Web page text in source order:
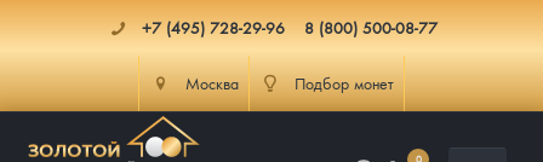
+7 (495) 728-29-96 8 (800) 500-08-77
Москва Подбор монет
0